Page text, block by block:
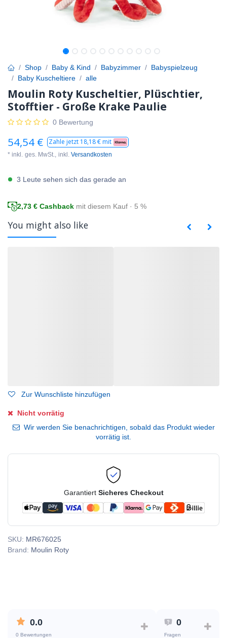
Shop Baby & Kind Babyzimmer
Babyspielzeug
Baby Kuscheltiere
alle
Moulin Roty Kuscheltier, Plüschtier,
Stofftier - Große Krake Paulie
0 Bewertung
54,54 € Zahle jetzt 18,18€ mit
* inkl. ges. MwSt., inkl. Versandkosten
3 Leute sehen sich das gerade an
2,73 € Cashback mit diesem Kauf · 5 %
You might also like
Zur Wunschliste hinzufügen
Nicht vorrätig
Wir werden Sie benachrichtigen, sobald das Produkt wieder
vorrätig ist.
Garantiert Sicheres Checkout
SKU: MR676025
Brand: Moulin Roty
0.0
0 Bewertungen
0
Fragen